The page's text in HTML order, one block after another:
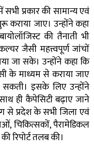
प्रकार की सामान्य एवं
कराया जाए। उन्होंने कहा
की तैनाती भी
जैसी महत्त्वपूर्ण जांचों
जा सके। उन्होंने कहा कि
के माध्यम से कराया जाए
सकती। इसके लिए उन्होंने
ही कैपेसिटी बढ़ाए जाने
से प्रदेश के सभी जिला एवं
चिकित्सकों, पैरामेडिकल
रिपोर्ट तलब की।